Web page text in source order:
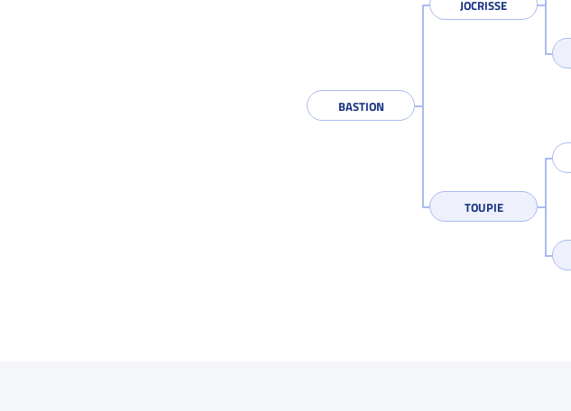
BASTION
JOCRISSE
TOUPIE